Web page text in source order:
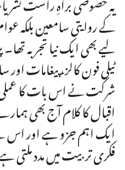
کے روایتی سامعین بلکہ
لیے بھی ایک نیا تجربہ
ٹیلی فون کالز، پیغامات
شرکت نے اس بات کا عملی
اقبال کا کلام آج بھی
ایک اہم جزو ہے اور اس
فکری تربیت میں مدد ملتی